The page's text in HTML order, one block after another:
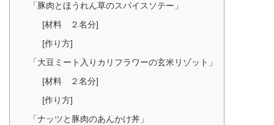
「豚肉とほうれん草のスパイスソテー」
[材料 ２名分]
[作り方]
「大豆ミート入りカリフラワーの玄米リゾット」
[材料 ２名分]
[作り方]
「ナッツと豚肉のあんかけ丼」